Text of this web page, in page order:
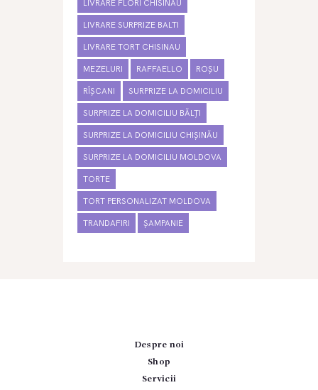
LIVRARE FLORI CHISINAU
LIVRARE SURPRIZE BALTI
LIVRARE TORT CHISINAU
MEZELURI RAFFAELLO ROȘU
RÎȘCANI SURPRIZE LA DOMICILIU
SURPRIZE LA DOMICILIU BĂLȚI
SURPRIZE LA DOMICILIU CHIȘINĂU
SURPRIZE LA DOMICILIU MOLDOVA
TORTE
TORT PERSONALIZAT MOLDOVA
TRANDAFIRI ȘAMPANIE
Despre noi
Shop
Servicii